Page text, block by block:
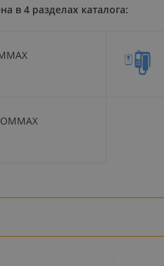
в 4 разделах каталога: